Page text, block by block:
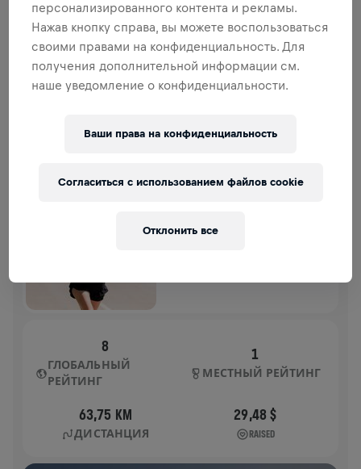
СБОР СРЕДСТВ ПОЖЕРТВОВАТЬ
Внеси свой вклад в общее дело! 100%
пожертвований отправятся на исследования травм
спинного мозга.
APP RUN
8
ГЛОБАЛЬНЫЙ
РЕЙТИНГ
1
МЕСТНЫЙ РЕЙТИНГ
63,75 KM
ДИСТАНЦИЯ
29,48 $
RAISED
персонализированного контента и рекламы.
Нажав кнопку справа, вы можете воспользоваться
своими правами на конфиденциальность. Для
получения дополнительной информации см.
наше уведомление о конфиденциальности.
Ваши права на конфиденциальность
Отклонить все
Согласиться с использованием файлов cookie